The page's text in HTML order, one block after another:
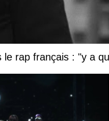
le rap français : "y a